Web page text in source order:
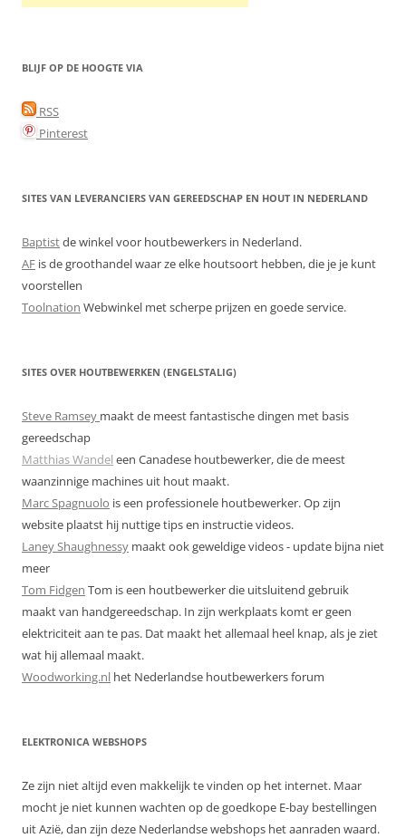
BLIJF OP DE HOOGTE VIA
RSS
Pinterest
SITES VAN LEVERANCIERS VAN GEREEDSCHAP EN HOUT IN NEDERLAND
Baptistde winkel voor houtbewerkers in Nederland.
AF is de groothandel waar ze elke houtsoort hebben, die je je kunt
voorstellen
Toolnation Webwinkel met scherpe prijzen en goede service.
SITES OVER HOUTBEWERKEN (ENGELSTALIG)
Steve Ramsey maakt de meest fantastische dingen met basis
gereedschap
Matthias Wandel een Canadese houtbewerker, die de meest
waanzinnige machines uit hout maakt.
Marc Spagnuolo is een professionele houtbewerker. Op zijn
website plaatst hij nuttige tips en instructie videos.
Laney Shaughnessy maakt ook geweldige videos - update bijna niet
meer
Tom Fidgen Tom is een houtbewerker die uitsluitend gebruik
maakt van handgereedschap. In zijn werkplaats komt er geen
elektriciteit aan te pas. Dat maakt het allemaal heel knap, als je ziet
wat hij allemaal maakt.
Woodworking.nl het Nederlandse houtbewerkers forum
ELEKTRONICA WEBSHOPS
Ze zijn niet altijd even makkelijk te vinden op het internet. Maar
mocht je niet kunnen wachten op de goedkope E-bay bestellingen
uit Azië, dan zijn deze Nederlandse webshops het aanraden waard.